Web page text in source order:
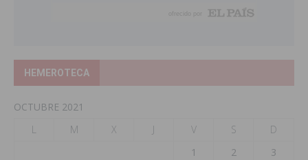
HEMEROTECA
OCTUBRE 2021
L
M X J V S
D
1
2
3